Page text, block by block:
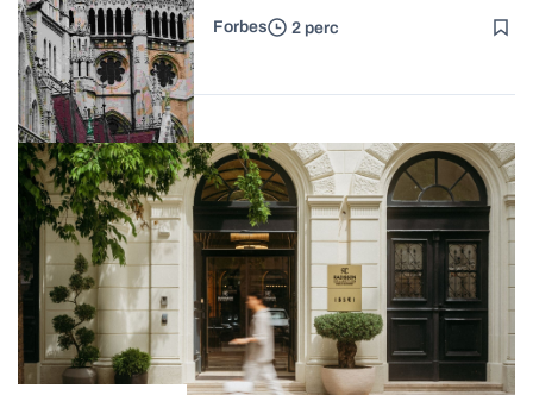
Forbes-sztori
Politika
Forbes 2 perc